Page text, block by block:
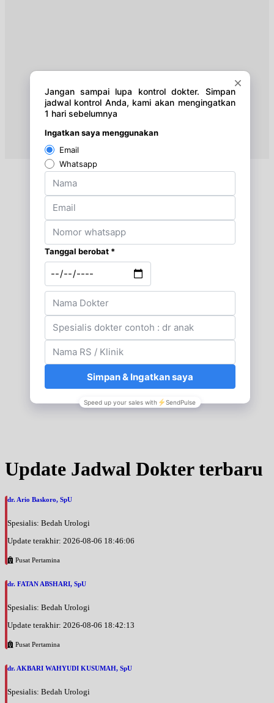
Update Jadwal Dokter terbaru
dr. Ario Baskoro, SpU
Spesialis: Bedah Urologi
Update terakhir: 2026-08-06 18:46:06
Pusat Pertamina
dr. FATAN ABSHARI, SpU
Spesialis: Bedah Urologi
Update terakhir: 2026-08-06 18:42:13
Pusat Pertamina
dr. AKBARI WAHYUDI KUSUMAH, SpU
Spesialis: Bedah Urologi